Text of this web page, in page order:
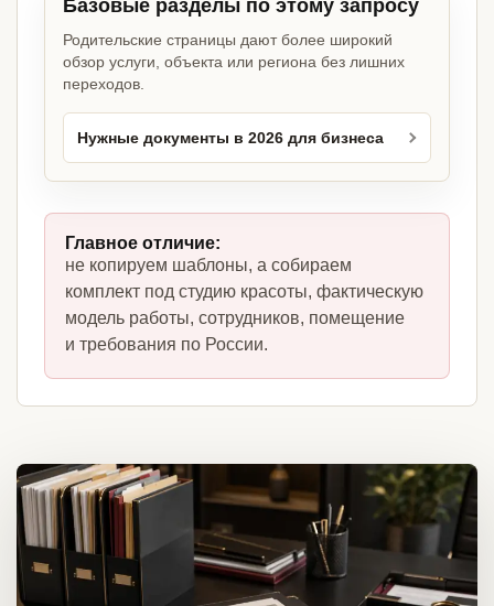
Базовые разделы по этому запросу
Родительские страницы дают более широкий
обзор услуги, объекта или региона без лишних
переходов.
Нужные документы в 2026 для бизнеса
Главное отличие:
не копируем шаблоны, а собираем
комплект под студию красоты, фактическую
модель работы, сотрудников, помещение
и требования по России.